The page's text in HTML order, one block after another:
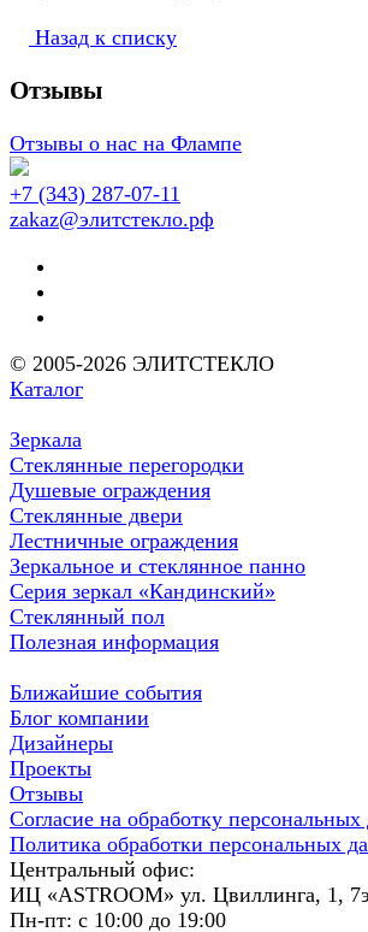
Назад к списку
Отзывы
Отзывы о нас на Флампе
+7 (343) 287-07-11
zakaz@элитстекло.рф
© 2005-2026 ЭЛИТСТЕКЛО
Каталог
Зеркала
Стеклянные перегородки
Душевые ограждения
Стеклянные двери
Лестничные ограждения
Зеркальное и стеклянное панно
Серия зеркал «Кандинский»
Стеклянный пол
Полезная информация
Ближайшие события
Блог компании
Дизайнеры
Проекты
Отзывы
Согласие на обработку
Политика обработки персональных
Центральный офис:
ИЦ «ASTROOM» ул. Цвиллинга, 1,
Пн-пт: с 10:00 до 19:00